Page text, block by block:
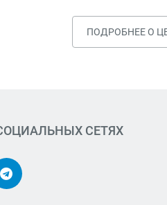
ПОДРОБНЕЕ О
СЕТЯХ